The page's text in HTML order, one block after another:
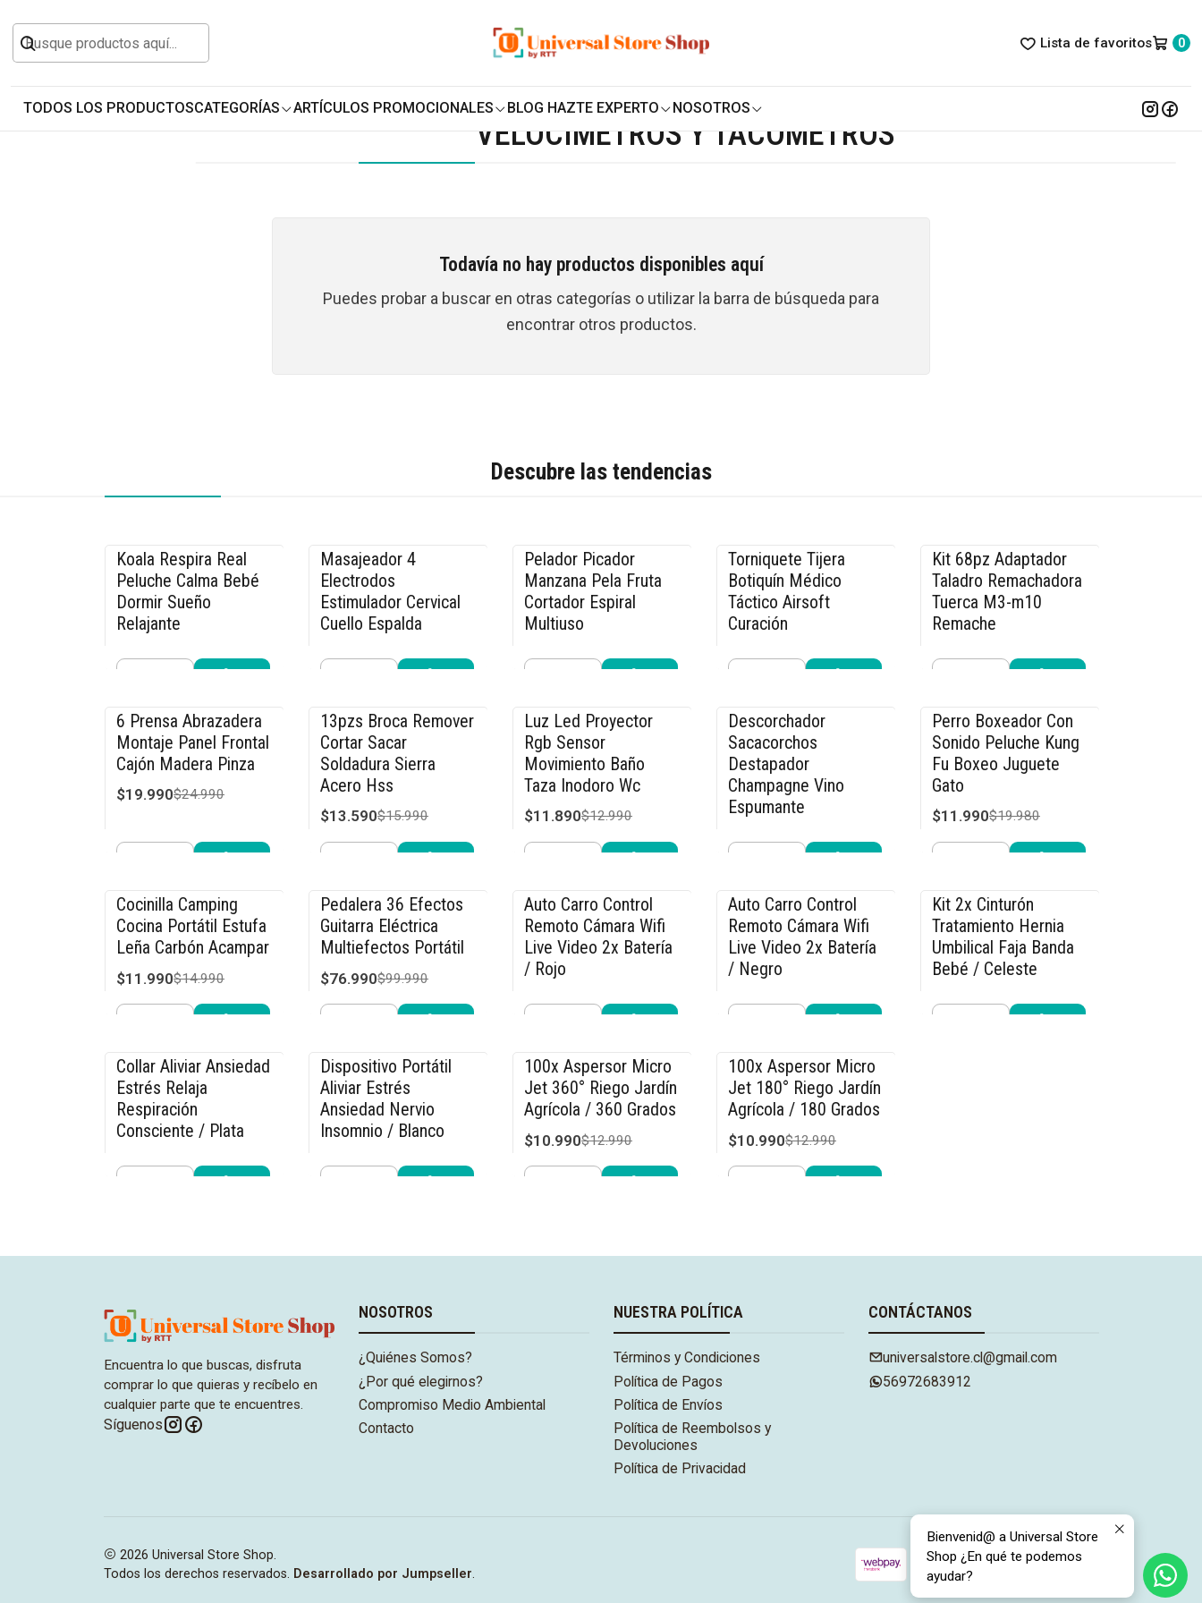
Lista de favoritos 0
TODOS LOS PRODUCTOSCATEGORÍAS ARTÍCULOS PROMOCIONALES BLOG HAZTE EXPERTO NOSOTROS
Inicio Todos los Productos Accesorios de Auto y Camioneta
VELOCÍMETROS Y TACÓMETROS
Todavía no hay productos disponibles aquí
Puedes probar a buscar en otras categorías o utilizar la barra de búsqueda para
encontrar otros productos.
Descubre las tendencias
-26% OFF
Koala Respira Real
Peluche Calma Bebé
Dormir Sueño
Relajante
$19.990
-33% OFF
Masajeador 4
Electrodos
Estimulador Cervical
Cuello Espalda
$26.990
-20% OFF
Pelador Picador
Manzana Pela Fruta
Cortador Espiral
Multiuso
$23.990
-17% OFF
Torniquete Tijera
Botiquín Médico
Táctico Airsoft
Curación
$9.990
-14% OFF
Kit 68pz Adaptador
Taladro Remachadora
Tuerca M3-m10
Remache
$29.990
-20% OFF
6 Prensa Abrazadera
Montaje Panel Frontal
Cajón Madera Pinza
$19.990$24.990
-15% OFF
13pzs Broca Remover
Cortar Sacar
Soldadura Sierra
Acero Hss
$13.590$15.990
-8% OFF
Luz Led Proyector
Rgb Sensor
Movimiento Baño
Taza Inodoro Wc
$11.890$12.990
-15% OFF
Descorchador
Sacacorchos
Destapador
Champagne Vino
Espumante
$21.240
-40% OFF
Perro Boxeador Con
Sonido Peluche Kung
Fu Boxeo Juguete
Gato
$11.990$19.980
-20% OFF
Cocinilla Camping
Cocina Portátil Estufa
Leña Carbón Acampar
$11.990$14.990
-23% OFF
Pedalera 36 Efectos
Guitarra Eléctrica
Multiefectos Portátil
$76.990$99.990
-36% OFF
Auto Carro Control
Remoto Cámara Wifi
Live Video 2x Batería
/ Rojo
$31.990
-36% OFF
Auto Carro Control
Remoto Cámara Wifi
Live Video 2x Batería
/ Negro
$31.990
-15% OFF
Kit 2x Cinturón
Tratamiento Hernia
Umbilical Faja Banda
Bebé / Celeste
$25.490
-15% OFF
Collar Aliviar Ansiedad
Estrés Relaja
Respiración
Consciente / Plata
$11.040$12.990
-27% OFF
Dispositivo Portátil
Aliviar Estrés
Ansiedad Nervio
Insomnio / Blanco
$21.990$29.990
-15% OFF
100x Aspersor Micro
Jet 360° Riego Jardín
Agrícola / 360 Grados
$10.990$12.990
-15% OFF
100x Aspersor Micro
Jet 180° Riego Jardín
Agrícola / 180 Grados
$10.990$12.990
Encuentra lo que buscas, disfruta
comprar lo que quieras y recíbelo en
cualquier parte que te encuentres.
Síguenos
NOSOTROS
¿Quiénes Somos?
¿Por qué elegirnos?
Compromiso Medio Ambiental
Contacto
NUESTRA POLÍTICA
Términos y Condiciones
Política de Pagos
Política de Envíos
Política de Reembolsos y
Devoluciones
Política de Privacidad
CONTÁCTANOS
universalstore.cl@gmail.com
56972683912
2026 Universal Store Shop.
Todos los derechos reservados. Desarrollado por Jumpseller.
Bienvenid@ a Universal Store
Shop ¿En qué te podemos
ayudar?